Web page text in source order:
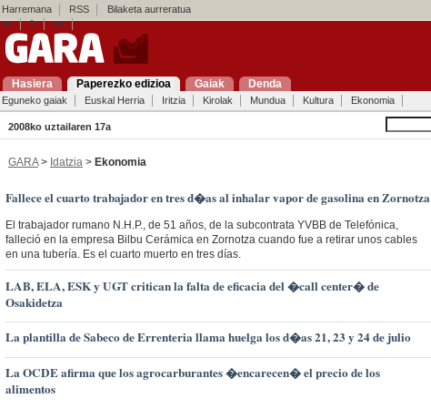
Harremana RSS Bilaketa aurreratua
es
fr en
Hasiera Paperezko edizioa Gaiak Denda
Eguneko gaiak Euskal Herria Iritzia Kirolak Mundua Kultura Ekonomia
2008ko uztailaren 17a
GARA> Idatzia > Ekonomia
Fallece el cuarto trabajador en tres d�as al inhalar vapor de gasolina en Zornotza
El trabajador rumano N.H.P., de 51 años, de la subcontrata YVBB de Telefónica,
falleció en la empresa Bilbu Cerámica en Zornotza cuando fue a retirar unos cables
en una tubería. Es el cuarto muerto en tres días.
LAB, ELA, ESK y UGT critican la falta de eficacia del �call center� de
Osakidetza
La plantilla de Sabeco de Errenteria llama huelga los d�as 21, 23 y 24 de julio
La OCDE afirma que los agrocarburantes �encarecen� el precio de los
alimentos